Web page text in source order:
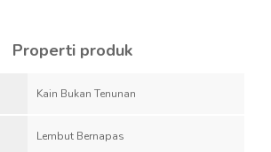
Properti produk
Kain Bukan Tenunan
Lembut Bernapas